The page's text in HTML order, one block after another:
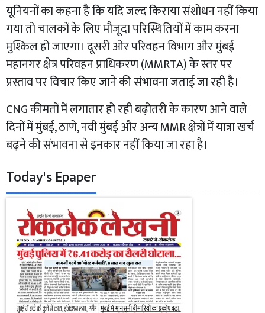
यूनियनों का कहना है कि यदि जल्द किराया संशोधन नहीं किया
गया तो चालकों के लिए मौजूदा परिस्थितियों में काम करना
मुश्किल हो जाएगा। दूसरी ओर परिवहन विभाग और मुंबई
महानगर क्षेत्र परिवहन प्राधिकरण (MMRTA) के स्तर पर
प्रस्ताव पर विचार किए जाने की संभावना जताई जा रही है।
CNG कीमतों में लगातार हो रही बढ़ोतरी के कारण आने वाले
दिनों में मुंबई, ठाणे, नवी मुंबई और अन्य MMR क्षेत्रों में यात्रा खर्च
बढ़ने की संभावना से इनकार नहीं किया जा रहा है।
Today's Epaper